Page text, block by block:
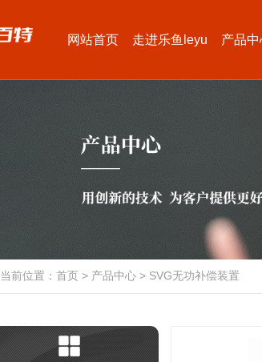
网站首页 走进乐鱼leyu 产品中
当前位置：首页 > 产品中心 > SVG无功补偿装置